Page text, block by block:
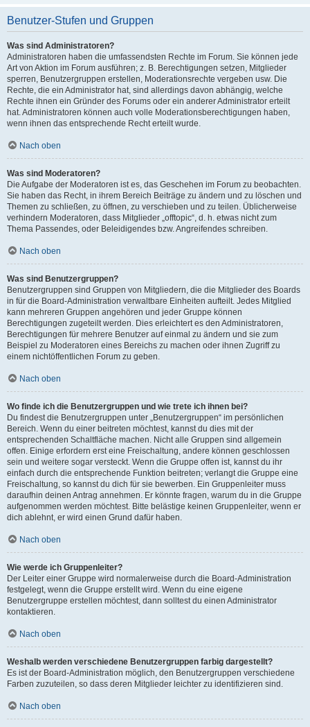
Benutzer-Stufen und Gruppen
Was sind Administratoren?
Administratoren haben die umfassendsten Rechte im Forum. Sie können jede
Art von Aktion im Forum ausführen; z. B. Berechtigungen setzen, Mitglieder
sperren, Benutzergruppen erstellen, Moderationsrechte vergeben usw. Die
Rechte, die ein Administrator hat, sind allerdings davon abhängig, welche
Rechte ihnen ein Gründer des Forums oder ein anderer Administrator erteilt
hat. Administratoren können auch volle Moderationsberechtigungen haben,
wenn ihnen das entsprechende Recht erteilt wurde.
Nach oben
Was sind Moderatoren?
Die Aufgabe der Moderatoren ist es, das Geschehen im Forum zu beobachten.
Sie haben das Recht, in ihrem Bereich Beiträge zu ändern und zu löschen und
Themen zu schließen, zu öffnen, zu verschieben und zu teilen. Üblicherweise
verhindern Moderatoren, dass Mitglieder „offtopic“, d. h. etwas nicht zum
Thema Passendes, oder Beleidigendes bzw. Angreifendes schreiben.
Nach oben
Was sind Benutzergruppen?
Benutzergruppen sind Gruppen von Mitgliedern, die die Mitglieder des Boards
in für die Board-Administration verwaltbare Einheiten aufteilt. Jedes Mitglied
kann mehreren Gruppen angehören und jeder Gruppe können
Berechtigungen zugeteilt werden. Dies erleichtert es den Administratoren,
Berechtigungen für mehrere Benutzer auf einmal zu ändern und sie zum
Beispiel zu Moderatoren eines Bereichs zu machen oder ihnen Zugriff zu
einem nichtöffentlichen Forum zu geben.
Nach oben
Wo finde ich die Benutzergruppen und wie trete ich ihnen bei?
Du findest die Benutzergruppen unter „Benutzergruppen“ im persönlichen
Bereich. Wenn du einer beitreten möchtest, kannst du dies mit der
entsprechenden Schaltfläche machen. Nicht alle Gruppen sind allgemein
offen. Einige erfordern erst eine Freischaltung, andere können geschlossen
sein und weitere sogar versteckt. Wenn die Gruppe offen ist, kannst du ihr
einfach durch die entsprechende Funktion beitreten; verlangt die Gruppe eine
Freischaltung, so kannst du dich für sie bewerben. Ein Gruppenleiter muss
daraufhin deinen Antrag annehmen. Er könnte fragen, warum du in die Gruppe
aufgenommen werden möchtest. Bitte belästige keinen Gruppenleiter, wenn er
dich ablehnt, er wird einen Grund dafür haben.
Nach oben
Wie werde ich Gruppenleiter?
Der Leiter einer Gruppe wird normalerweise durch die Board-Administration
festgelegt, wenn die Gruppe erstellt wird. Wenn du eine eigene
Benutzergruppe erstellen möchtest, dann solltest du einen Administrator
kontaktieren.
Nach oben
Weshalb werden verschiedene Benutzergruppen farbig dargestellt?
Es ist der Board-Administration möglich, den Benutzergruppen verschiedene
Farben zuzuteilen, so dass deren Mitglieder leichter zu identifizieren sind.
Nach oben